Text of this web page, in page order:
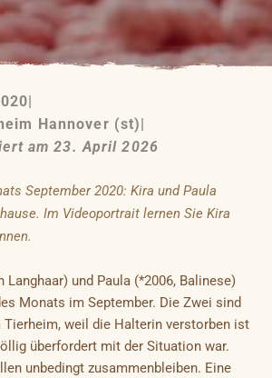
Hannover (st)
am 23. April 2026
September 2020: Kira und Paula
Im Videoportrait lernen Sie Kira
Langhaar) und Paula (*2006, Balinese)
Monats im September. Die Zwei sind
weil die Halterin verstorben ist
überfordert mit der Situation war.
unbedingt zusammenbleiben. Eine